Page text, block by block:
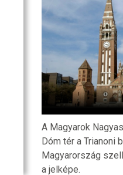
PROGRAM
A Magyarok
Dóm tér a Trianoni
Magyarország
a jelképe.